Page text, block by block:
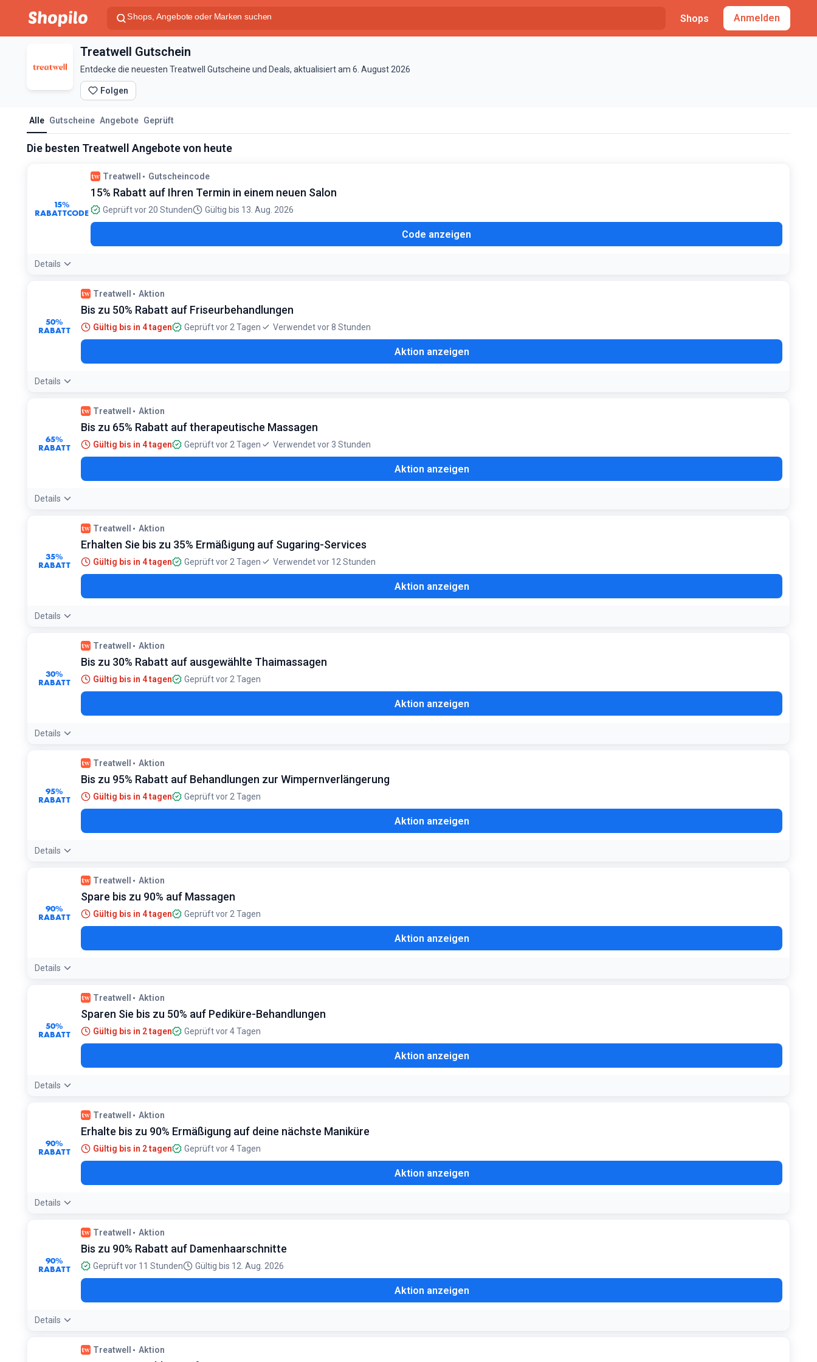
Shops Anmelden
Treatwell Gutschein
Entdecke die neuesten Treatwell Gutscheine und Deals, aktualisiert am 6. August 2026
Folgen
Alle Gutscheine Angebote Geprüft
Die besten Treatwell Angebote von heute
15%
RABATTCODE
Treatwell Gutscheincode
15% Rabatt auf Ihren Termin in einem neuen Salon
Geprüft vor 20 Stunden Gültig bis 13. Aug. 2026
Code anzeigen
Details
50%
RABATT
Treatwell Aktion
Bis zu 50% Rabatt auf Friseurbehandlungen
Gültig bis in 4 tagen Geprüft vor 2 Tagen Verwendet vor 8 Stunden
Aktion anzeigen
Details
65%
RABATT
Treatwell Aktion
Bis zu 65% Rabatt auf therapeutische Massagen
Gültig bis in 4 tagen Geprüft vor 2 Tagen Verwendet vor 3 Stunden
Aktion anzeigen
Details
35%
RABATT
Treatwell Aktion
Erhalten Sie bis zu 35% Ermäßigung auf Sugaring-Services
Gültig bis in 4 tagen Geprüft vor 2 Tagen Verwendet vor 12 Stunden
Aktion anzeigen
Details
30%
RABATT
Treatwell Aktion
Bis zu 30% Rabatt auf ausgewählte Thaimassagen
Gültig bis in 4 tagen Geprüft vor 2 Tagen
Aktion anzeigen
Details
95%
RABATT
Treatwell Aktion
Bis zu 95% Rabatt auf Behandlungen zur Wimpernverlängerung
Gültig bis in 4 tagen Geprüft vor 2 Tagen
Aktion anzeigen
Details
90%
RABATT
Treatwell Aktion
Spare bis zu 90% auf Massagen
Gültig bis in 4 tagen Geprüft vor 2 Tagen
Aktion anzeigen
Details
50%
RABATT
Treatwell Aktion
Sparen Sie bis zu 50% auf Pediküre-Behandlungen
Gültig bis in 2 tagen Geprüft vor 4 Tagen
Aktion anzeigen
Details
90%
RABATT
Treatwell Aktion
Erhalte bis zu 90% Ermäßigung auf deine nächste Maniküre
Gültig bis in 2 tagen Geprüft vor 4 Tagen
Aktion anzeigen
Details
90%
RABATT
Treatwell Aktion
Bis zu 90% Rabatt auf Damenhaarschnitte
Geprüft vor 11 Stunden Gültig bis 12. Aug. 2026
Aktion anzeigen
Details
Treatwell Aktion